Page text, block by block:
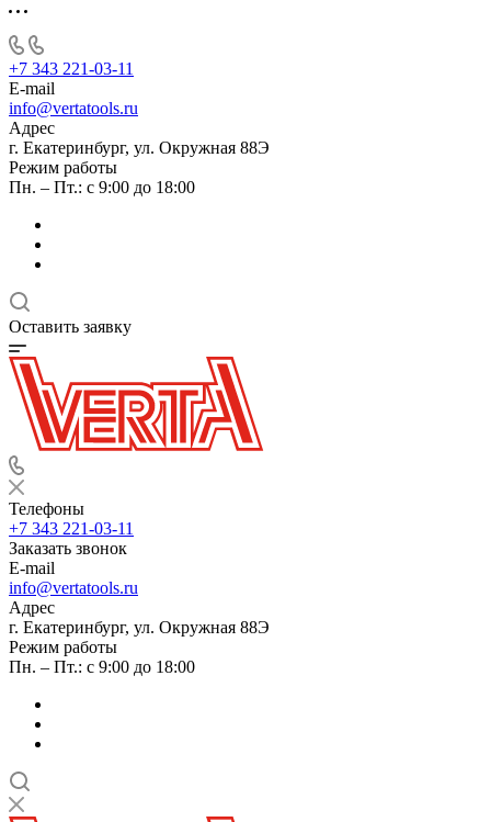
+7 343 221-03-11
E-mail
info@vertatools.ru
Адрес
г. Екатеринбург, ул. Окружная 88Э
Режим работы
Пн. – Пт.: с 9:00 до 18:00
Оставить заявку
Телефоны
+7 343 221-03-11
Заказать звонок
E-mail
info@vertatools.ru
Адрес
г. Екатеринбург, ул. Окружная 88Э
Режим работы
Пн. – Пт.: с 9:00 до 18:00